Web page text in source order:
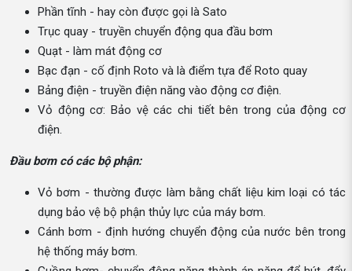
Phần tĩnh - hay còn được gọi là Sato
Trục quay - truyền chuyển động qua đầu bơm
Quạt - làm mát động cơ
Bạc đạn - cố định Roto và là điểm tựa để Roto quay
Bảng điện - truyền điện năng vào động cơ điện.
Vỏ động cơ: Bảo vệ các chi tiết bên trong của động cơ
điện.
Đầu bơm có các bộ phận:
Vỏ bơm - thường được làm bằng chất liệu kim loại có tác
dụng bảo vệ bộ phận thủy lực của máy bơm.
Cánh bơm - định hướng chuyển động của nước bên trong
hệ thống máy bơm.